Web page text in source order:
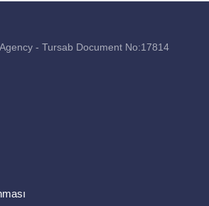
- Tursab Document No:17814